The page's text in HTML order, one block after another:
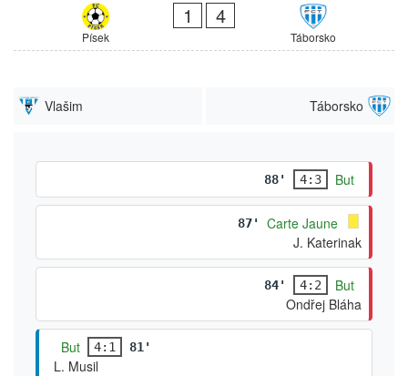
Písek
1 4
Táborsko
Vlašim Táborsko
88' 4:3 But
87'
Carte Jaune
J. Katerinak
84' 4:2
But
Ondřej Bláha
But 4:1 81'
L. Musil